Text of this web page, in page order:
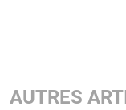
AUTRES